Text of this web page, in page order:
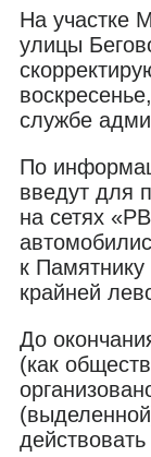
На участке
улицы
службе
По
введут для
на сетях
к
крайней
До
(как